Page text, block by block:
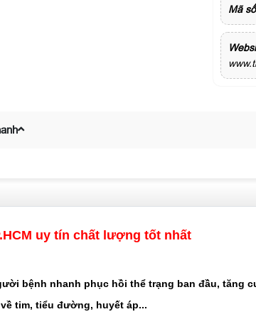
Mã
uy tín chất lượng tốt nhất
bệnh nhanh phục hồi thể trạng ban đầu, tăng
tim, tiểu đường, huyết áp...